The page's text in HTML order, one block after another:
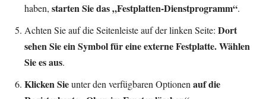
haben, starten Sie das „Festplatten-Dienstprogramm“.
Achten Sie auf die Seitenleiste auf der linken Seite: Dort
sehen Sie ein Symbol für eine externe Festplatte. Wählen
Sie es aus.
Klicken Sieunter den verfügbaren Optionen auf die